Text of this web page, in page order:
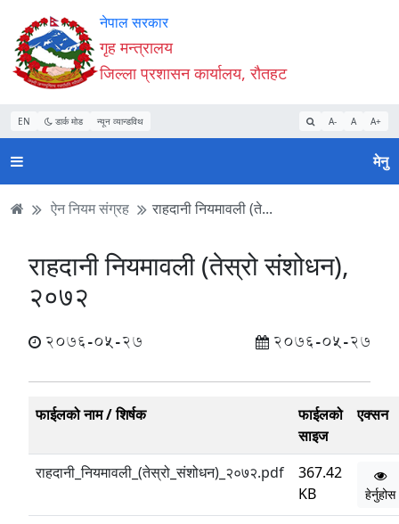
Accessibility
Mode
सुरु
गर्नुहोस्
सामाग्री
पढ्नुहाेस्
नेभिगेसन
पढ्नुहाेस्
वेबसाइट
खोजमा
जानुहोस्
नेपाल सरकार
गृह मन्त्रालय
जिल्ला प्रशासन कार्यालय, रौतहट
EN डार्क मोड न्यून व्यान्डविथ A- A A+
मेनु
ऐन नियम संग्रह राहदानी नियमावली (ते...
राहदानी नियमावली (तेस्रो संशोधन),
२०७२
2076-05-27 2076-05-27
फाईलको नाम / शिर्षक
फाईलको
साइज
एक्सन
राहदानी_नियमावली_(तेस्रो_संशोधन)_२०७२.pdf
367.42
KB
हेर्नुहोस